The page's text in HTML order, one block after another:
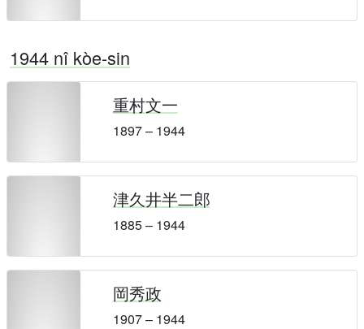
1944 nî kòe-sin
重村文一
1897 – 1944
津久井半二郎
1885 – 1944
岡秀政
1907 – 1944